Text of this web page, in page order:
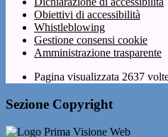
Obiettivi di accessibilità
Whistleblowing
Gestione consensi cookie
Amministrazione trasparente
Pagina visualizzata 2637
Sezione Copyright